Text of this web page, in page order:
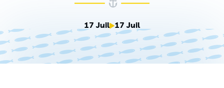
17 Juil 17 Juil